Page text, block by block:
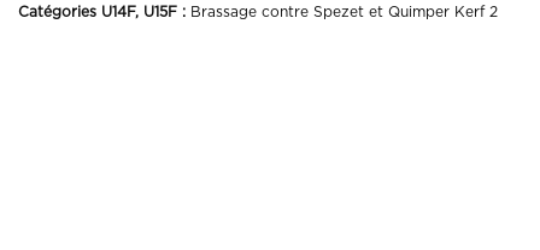
Catégories U14F, U15F : Brassage contre Spezet et Quimper Kerf 2